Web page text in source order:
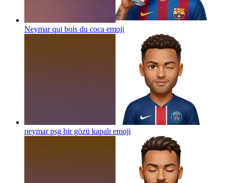
Neymar qui bois du coca emoji
neymar psg bir gözü kapalı emoji